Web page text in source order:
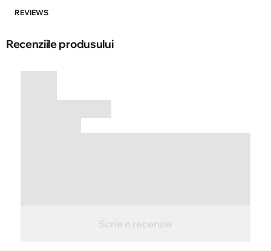
REVIEWS
Recenziile produsului
Scrie o recenzie